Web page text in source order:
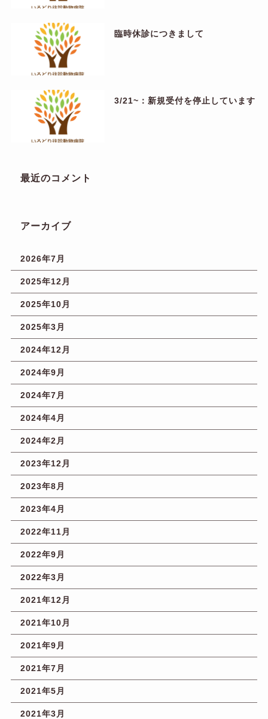
臨時休診につきまして
3/21~：新規受付を停止しています
最近のコメント
アーカイブ
2026年7月
2025年12月
2025年10月
2025年3月
2024年12月
2024年9月
2024年7月
2024年4月
2024年2月
2023年12月
2023年8月
2023年4月
2022年11月
2022年9月
2022年3月
2021年12月
2021年10月
2021年9月
2021年7月
2021年5月
2021年3月